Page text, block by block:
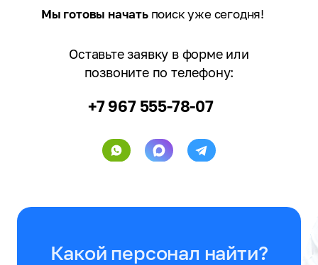
+7 967 555-78-07
Оставьте заявку в форме или
позвоните по телефону:
Мы готовы начатьпоиск уже сегодня!
Какой персонал найти?